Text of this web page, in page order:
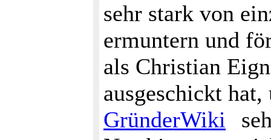
sehr stark von
ermuntern und
als Christian
ausgeschickt
GründerWiki